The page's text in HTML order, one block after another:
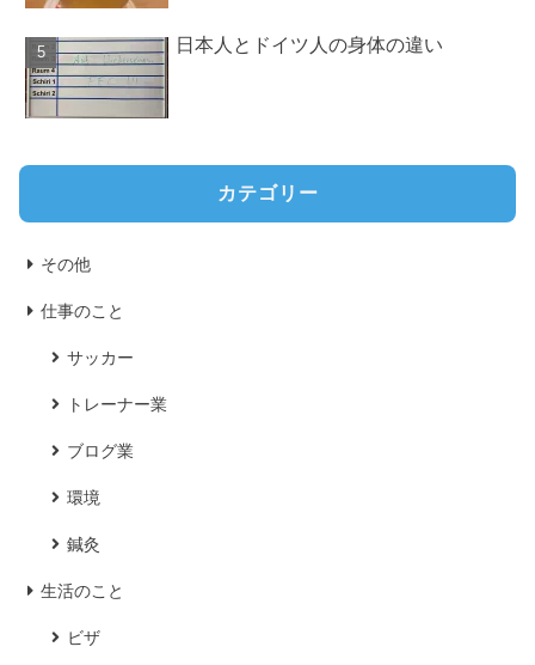
日本人とドイツ人の身体の違い
カテゴリー
その他
仕事のこと
サッカー
トレーナー業
ブログ業
環境
鍼灸
生活のこと
ビザ